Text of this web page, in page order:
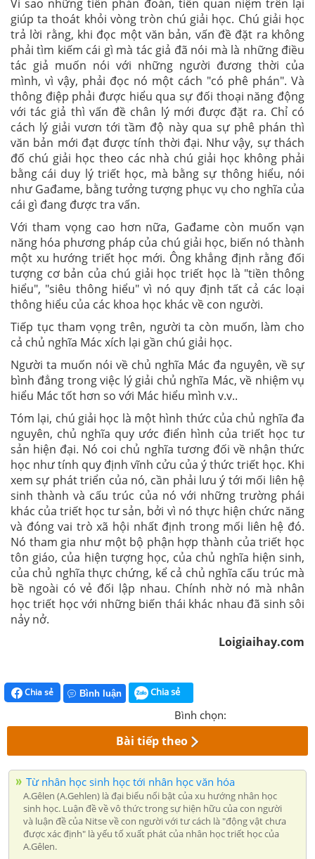
Vì sao những tiền phán đoán, tiền quan niệm trên lại
giúp ta thoát khỏi vòng tròn chú giải học. Chú giải học
trả lời rằng, khi đọc một văn bản, vấn đề đặt ra không
phải tìm kiếm cái gì mà tác giả đã nói mà là những điều
tác giả muốn nói với những người đương thời của
mình, vì vậy, phải đọc nó một cách "có phê phán". Và
thông điệp phải được hiểu qua sự đối thoại năng động
với tác giả thì vấn đề chân lý mới được đặt ra. Chỉ có
cách lý giải vươn tới tầm độ này qua sự phê phán thì
văn bản mới đạt được tính thời đại. Như vậy, sự thách
đố chú giải học theo các nhà chú giải học không phải
bằng cái duy lý triết học, mà bằng sự thông hiểu, nói
như Gađame, bằng tưởng tượng phục vụ cho nghĩa của
cái gì đang được tra vấn.
Với tham vọng cao hơn nữa, Gađame còn muốn vạn
năng hóa phương pháp của chú giải học, biến nó thành
một xu hướng triết học mới. Ông khẳng định rằng đối
tượng cơ bản của chú giải học triết học là "tiền thông
hiểu", "siêu thông hiểu" vì nó quy định tất cả các loại
thông hiểu của các khoa học khác về con người.
Tiếp tục tham vọng trên, người ta còn muốn, làm cho
cả chủ nghĩa Mác xích lại gần chú giải học.
Người ta muốn nói về chủ nghĩa Mác đa nguyên, về sự
bình đẳng trong việc lý giải chủ nghĩa Mác, về nhiệm vụ
hiểu Mác tốt hơn so với Mác hiểu mình v.v..
Tóm lại, chú giải học là một hình thức của chủ nghĩa đa
nguyên, chủ nghĩa quy ước điển hình của triết học tư
sản hiện đại. Nó coi chủ nghĩa tương đối về nhận thức
học như tính quy định vĩnh cửu của ý thức triết học. Khi
xem sự phát triển của nó, cần phải lưu ý tới mối liên hệ
sinh thành và cấu trúc của nó với những trường phái
khác của triết học tư sản, bởi vì nó thực hiện chức năng
và đóng vai trò xã hội nhất định trong mối liên hệ đó.
Nó tham gia như một bộ phận hợp thành của triết học
tôn giáo, của hiện tượng học, của chủ nghĩa hiện sinh,
của chủ nghĩa thực chứng, kể cả chủ nghĩa cấu trúc mà
bề ngoài có vẻ đối lập nhau. Chính nhờ nó mà nhân
học triết học với những biến thái khác nhau đã sinh sôi
nảy nở.
Loigiaihay.com
Chia sẻ Bình luận Chia sẻ
Bình chọn:
Bài tiếp theo
Từ nhân học sinh học tới nhân học văn hóa
A.Gêlen (A.Gehlen) là đại biểu nổi bật của xu hướng nhân học
sinh học. Luận đề về vô thức trong sự hiện hữu của con người
và luận đề của Nitse về con người với tư cách là "động vật chưa
được xác định" là yếu tố xuất phát của nhân học triết học của
A.Gêlen.